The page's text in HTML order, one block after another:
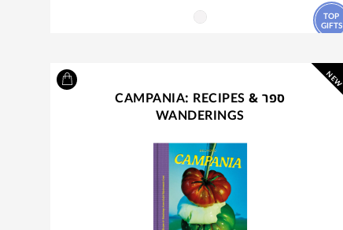
TOP
GIFTS
NEW
ספר CAMPANIA: RECIPES &
WANDERINGS